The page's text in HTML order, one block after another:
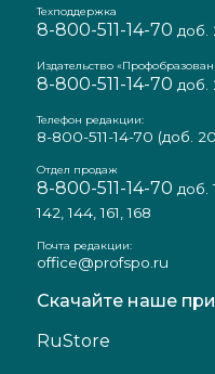
Техподдержка
8-800-511-14-70 доб.
Издательство
8-800-511-14-70 доб.
Телефон редакции:
8-800-511-14-70 (доб.
Отдел продаж
8-800-511-14-70 доб.
142, 144, 161, 168
Почта редакции:
office@profspo.ru
Скачайте наше
RuStore